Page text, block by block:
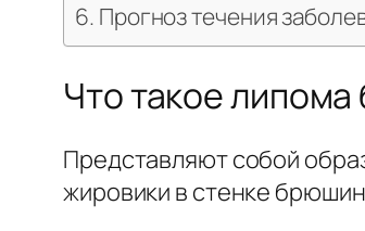
Прогноз течения
Что такое
Представляют собой
жировики в стенке